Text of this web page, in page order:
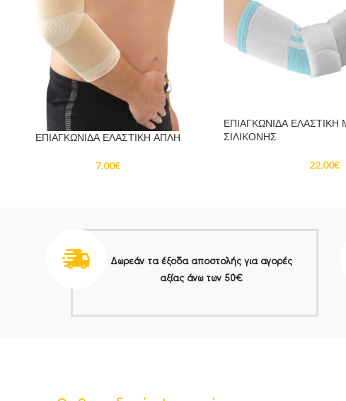
ΕΠΙΑΓΚΩΝΙΔΑ ΕΛΑΣΤΙΚΗ ΑΠΛΗ
7.00€
ΕΠΙΑΓΚΩΝΙΔΑ ΕΛΑΣΤΙΚΗ
ΣΙΛΙΚΟΝΗΣ
22.00€
Δωρεάν τα έξοδα αποστολής για αγορές
αξίας άνω των 50€